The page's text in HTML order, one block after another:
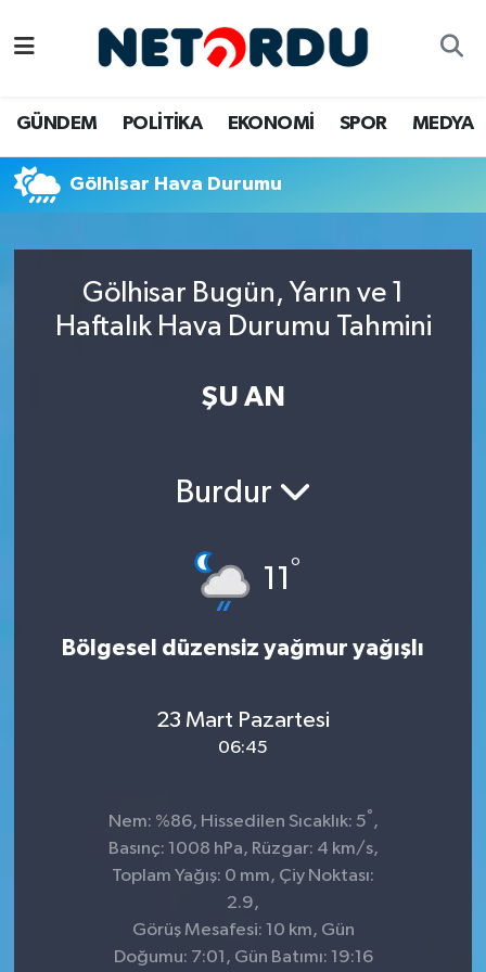
GÜNDEM POLİTİKA EKONOMİ SPOR MEDYA
Gölhisar Hava Durumu
Gölhisar Bugün, Yarın ve 1
Haftalık Hava Durumu Tahmini
ŞU AN
Burdur
11 °
Bölgesel düzensiz yağmur yağışlı
23 Mart Pazartesi
06:45
Nem: %86, Hissedilen Sıcaklık: 5° ,
Basınç: 1008 hPa, Rüzgar: 4 km/s,
Toplam Yağış: 0 mm, Çiy Noktası:
2.9,
Görüş Mesafesi: 10 km, Gün
Doğumu: 7:01, Gün Batımı: 19:16
DÜNYA
EĞİTİM
EKONOMİ
MAGAZİN
POLİTİKA
SAĞLIK
Namaz Vakitleri
Trafik Durumu
Süper Lig Puan Durumu ve Fikstür
Son Dakika Haberleri